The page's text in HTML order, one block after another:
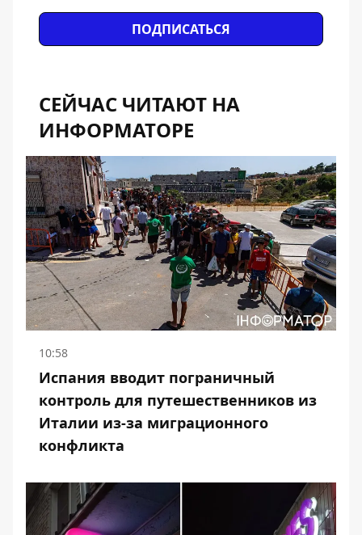
ПОДПИСАТЬСЯ
СЕЙЧАС ЧИТАЮТ НА
ИНФОРМАТОРЕ
10:58
Испания вводит пограничный
контроль для путешественников из
Италии из-за миграционного
конфликта